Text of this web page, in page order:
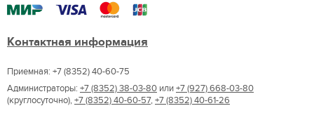
Контактная информация
Приемная: +7 (8352) 40-60-75
Администраторы: +7 (8352) 38-03-80 или+7 (927) 668-03-80
(круглосуточно),+7 (8352) 40-60-57,+7 (8352) 40-61-26